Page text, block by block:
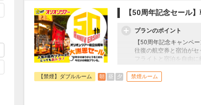
【50周年記念セール
プランのポイント
【50周年記念キャンペー
往復の航空券と宿泊がセ
フライトと宿泊を自由
旅行期間中の1泊だけの
JALマイレージ会員の方
【禁煙】ダブルルーム 朝 昼 夕 禁煙ルーム